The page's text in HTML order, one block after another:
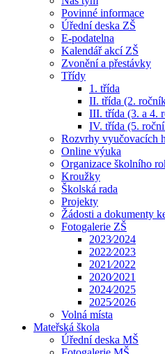
Povinné informace
Úřední deska ZŠ
E-podatelna
Kalendář akcí ZŠ
Zvonění a přestávky
Třídy
1. třída
II. třída (2.
III. třída (3. a 4.
IV. třída (5.
Rozvrhy vyučovacích
Online výuka
Organizace školního
Kroužky
Školská rada
Projekty
Žádosti a dokumenty
Fotogalerie ZŠ
2023⁄2024
2022⁄2023
2021⁄2022
2020⁄2021
2024⁄2025
2025⁄2026
Volná místa
Mateřská škola
Úřední deska MŠ